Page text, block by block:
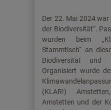
Der 22. Mai 2024
der Biodiversität“.
wurden beim
Stammtisch“ an
Biodiversität und
Organisiert wurde
(KLAR!)
Amstetten und der